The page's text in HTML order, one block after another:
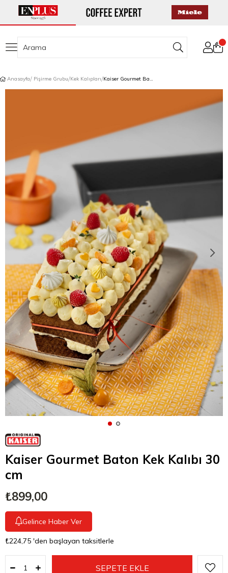
Anasayfa Pişirme Grubu Kek Kalıpları Kaiser Gourmet Baton Kek Kalıbı 30 cm
Kaiser Gourmet Baton Kek Kalıbı 30
cm
₺899,00
Gelince Haber Ver
₺224,75 'den başlayan taksitlerle